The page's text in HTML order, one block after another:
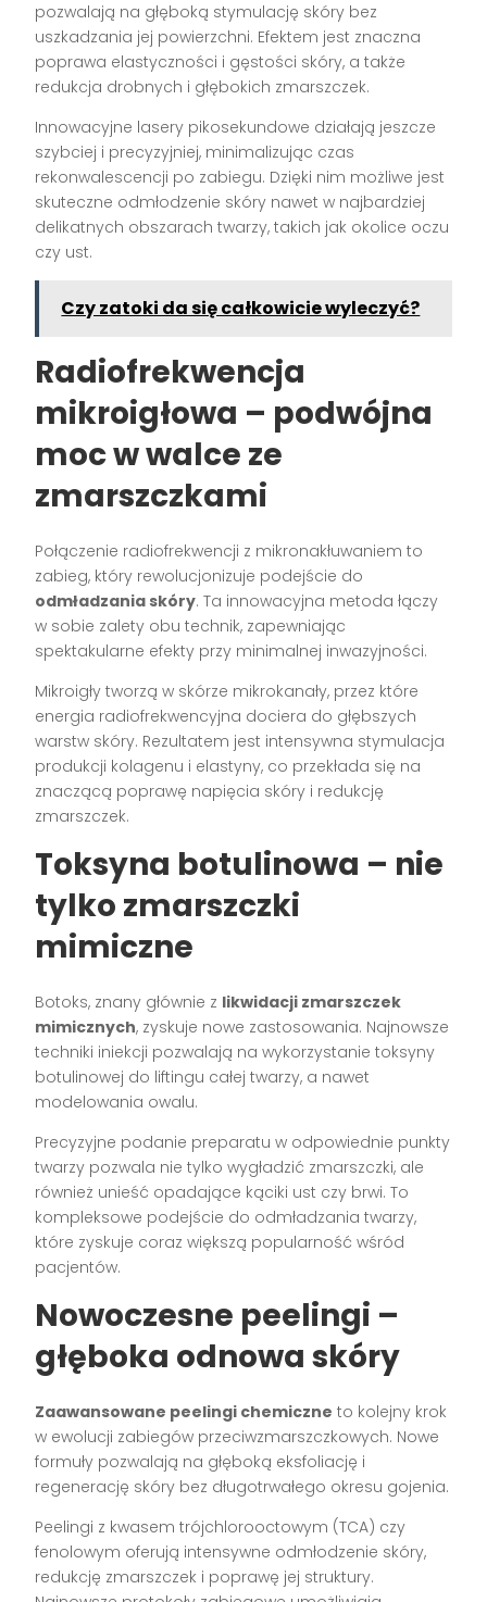
pozwalają na głęboką stymulację skóry bez
uszkadzania jej powierzchni. Efektem jest znaczna
poprawa elastyczności i gęstości skóry, a także
redukcja drobnych i głębokich zmarszczek.
Innowacyjne lasery pikosekundowe działają jeszcze
szybciej i precyzyjniej, minimalizując czas
rekonwalescencji po zabiegu. Dzięki nim możliwe jest
skuteczne odmłodzenie skóry nawet w najbardziej
delikatnych obszarach twarzy, takich jak okolice oczu
czy ust.
Czy zatoki da się całkowicie wyleczyć?
Radiofrekwencja
mikroigłowa – podwójna
moc w walce ze
zmarszczkami
Połączenie radiofrekwencji z mikronakłuwaniem to
zabieg, który rewolucjonizuje podejście do
odmładzania skóry. Ta innowacyjna metoda łączy
w sobie zalety obu technik, zapewniając
spektakularne efekty przy minimalnej inwazyjności.
Mikroigły tworzą w skórze mikrokanały, przez które
energia radiofrekwencyjna dociera do głębszych
warstw skóry. Rezultatem jest intensywna stymulacja
produkcji kolagenu i elastyny, co przekłada się na
znaczącą poprawę napięcia skóry i redukcję
zmarszczek.
Toksyna botulinowa – nie
tylko zmarszczki
mimiczne
Botoks, znany głównie z likwidacji zmarszczek
mimicznych, zyskuje nowe zastosowania. Najnowsze
techniki iniekcji pozwalają na wykorzystanie toksyny
botulinowej do liftingu całej twarzy, a nawet
modelowania owalu.
Precyzyjne podanie preparatu w odpowiednie punkty
twarzy pozwala nie tylko wygładzić zmarszczki, ale
również unieść opadające kąciki ust czy brwi. To
kompleksowe podejście do odmładzania twarzy,
które zyskuje coraz większą popularność wśród
pacjentów.
Nowoczesne peelingi –
głęboka odnowa skóry
Zaawansowane peelingi chemiczne to kolejny krok
w ewolucji zabiegów przeciwzmarszczkowych. Nowe
formuły pozwalają na głęboką eksfoliację i
regenerację skóry bez długotrwałego okresu gojenia.
Peelingi z kwasem trójchlorooctowym (TCA) czy
fenolowym oferują intensywne odmłodzenie skóry,
redukcję zmarszczek i poprawę jej struktury.